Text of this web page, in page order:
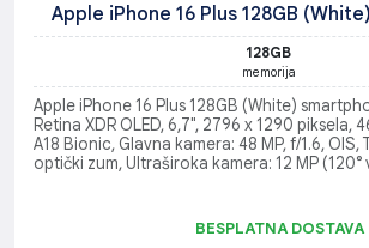
Apple iPhone 16 Plus 128GB
128GB
memorija
Apple iPhone 16 Plus 128GB (White)
Retina XDR OLED, 6,7", 2796 x 1290 piksela,
A18 Bionic, Glavna kamera: 48 MP, f/1.6, OIS,
optički zum, Ultraširoka kamera: 12 MP
BESPLATNA DOSTAVA